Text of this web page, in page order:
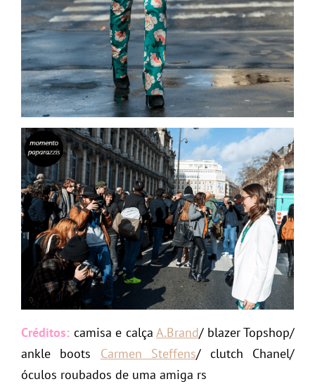
Créditos: camisa e calça A.Brand/ blazer Topshop/
ankle boots Carmen Steffens/ clutch Chanel/
óculos roubados de uma amiga rs